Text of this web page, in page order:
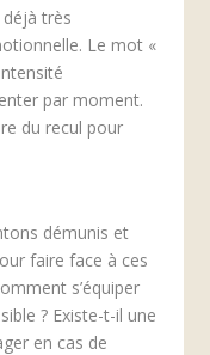
déjà très
Le mot «
par moment.
du recul pour
démunis et
faire face à ces
s’équiper
? Existe-t-il une
en cas de